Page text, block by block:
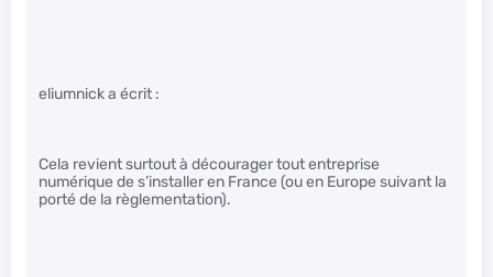
eliumnick a écrit :
Cela revient surtout à décourager tout entreprise
numérique de s’installer en France (ou en Europe suivant la
porté de la règlementation).